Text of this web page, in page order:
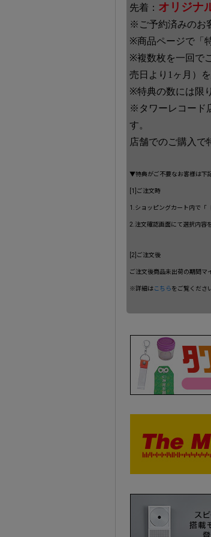
先着： オリジナ
※ご予約済みのお
※商品ページで「
※複数枚を一回で
売日より1ヶ月）
※特典の数には限
※タワーレコード
す。
店舗でのご購入で
▼特典がご不要なお客様は下
[1]ご注文時
1.ショッピングカート内で「
2.注文確認画面にて選択内容
[2]ご注文後
ご注文後商品未出荷の期間マ
※詳細はこちらをご覧くださ